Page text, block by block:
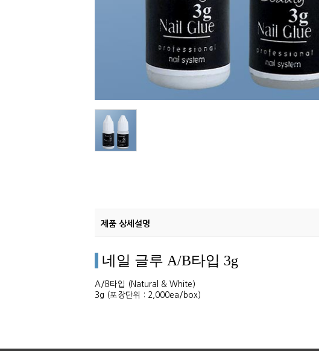
제품 상세설명
네일 글루 A/B타입 3g
A/B타입 (Natural & White)
3g (포장단위 : 2,000ea/box)